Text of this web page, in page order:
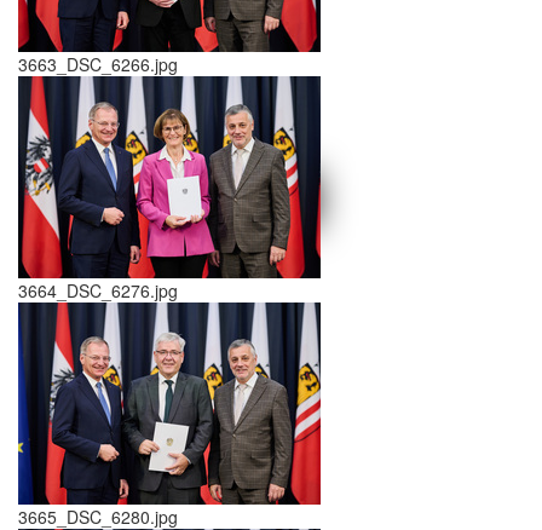
schließen X
<< >>
3663_DSC_6266.jpg
3664_DSC_6276.jpg
3665_DSC_6280.jpg